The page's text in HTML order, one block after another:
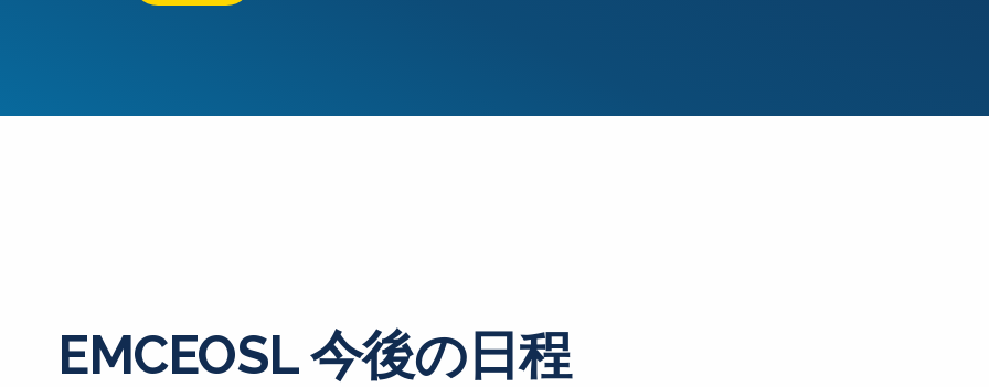
EMCEOSL 今後の日程